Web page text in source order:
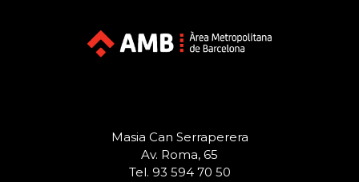
Masia Can Serraperera
Av. Roma, 65
Tel. 93 594 70 50